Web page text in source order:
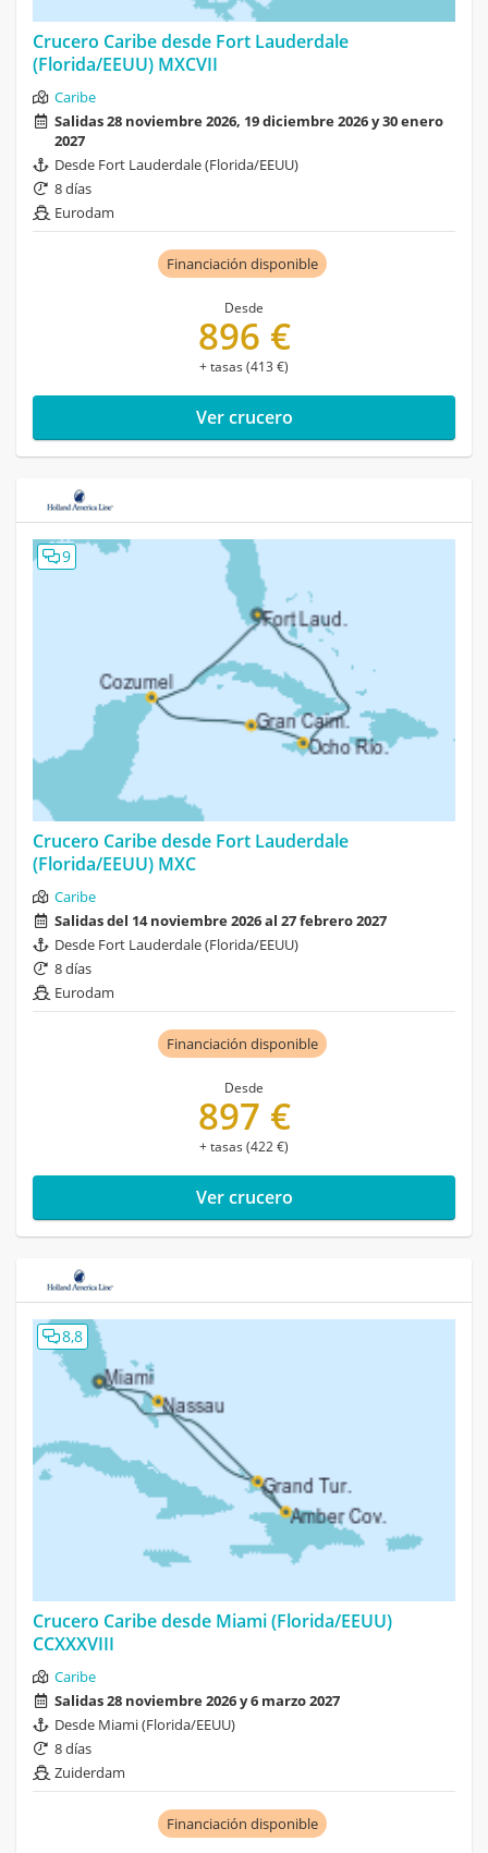
Crucero Caribe desde Fort Lauderdale
(Florida/EEUU) MXCVII
Caribe
Salidas 28 noviembre 2026, 19 diciembre 2026 y 30 enero
2027
Desde Fort Lauderdale (Florida/EEUU)
8 días
Eurodam
Financiación disponible
Desde
896 €
+ tasas (413 €)
Ver crucero
9
Crucero Caribe desde Fort Lauderdale
(Florida/EEUU) MXC
Caribe
Salidas del 14 noviembre 2026 al 27 febrero 2027
Desde Fort Lauderdale (Florida/EEUU)
8 días
Eurodam
Financiación disponible
Desde
897 €
+ tasas (422 €)
Ver crucero
8,8
Crucero Caribe desde Miami (Florida/EEUU)
CCXXXVIII
Caribe
Salidas 28 noviembre 2026 y 6 marzo 2027
Desde Miami (Florida/EEUU)
8 días
Zuiderdam
Financiación disponible